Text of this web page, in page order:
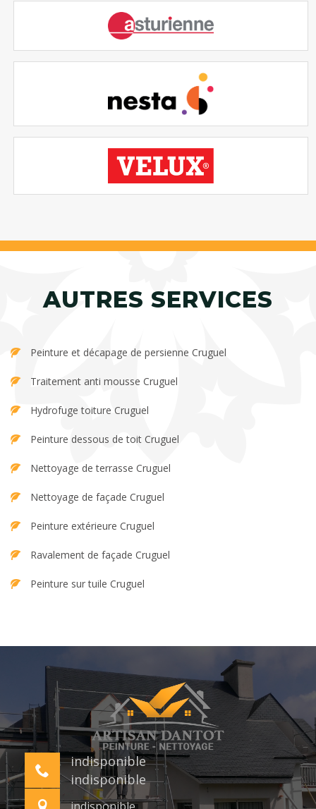
AUTRES SERVICES
Peinture et décapage de persienne Cruguel
Traitement anti mousse Cruguel
Hydrofuge toiture Cruguel
Peinture dessous de toit Cruguel
Nettoyage de terrasse Cruguel
Nettoyage de façade Cruguel
Peinture extérieure Cruguel
Ravalement de façade Cruguel
Peinture sur tuile Cruguel
indisponible
indisponible